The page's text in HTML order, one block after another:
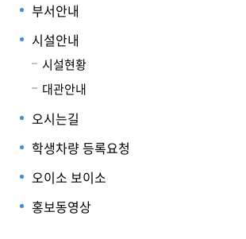
부서안내
시설안내
시설현황
대관안내
오시는길
학생차량 등록요청
오이소 보이소
홍보동영상